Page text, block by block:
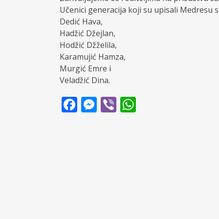
Učenici generacija koji su upisali Medresu
Dedić Hava,
Hadžić Džejlan,
Hodžić Džželila,
Karamujić Hamza,
Murgić Emre i
Veladžić Dina.
Facebook
Messenger
Viber